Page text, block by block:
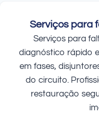
Serviços para
Serviços para
diagnóstico rápido
em fases,
do circuito.
restauração